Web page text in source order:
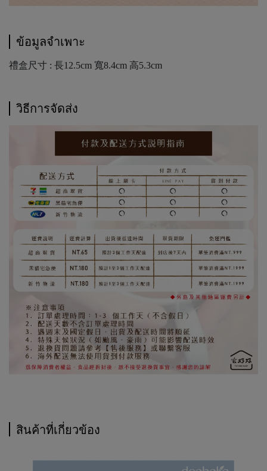
ข้อมูลจำเพาะ
禮盒尺寸 : 長12.5cm 寬8.4cm 高5.3cm
วิธีการจัดส่ง
สินค้าที่เกี่ยวข้อง